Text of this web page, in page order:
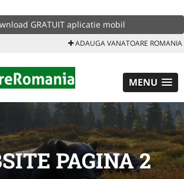
GRATUIT aplicatie mobil
ADAUGA VANATOARE ROMANIA
MENU
PAGINA 2